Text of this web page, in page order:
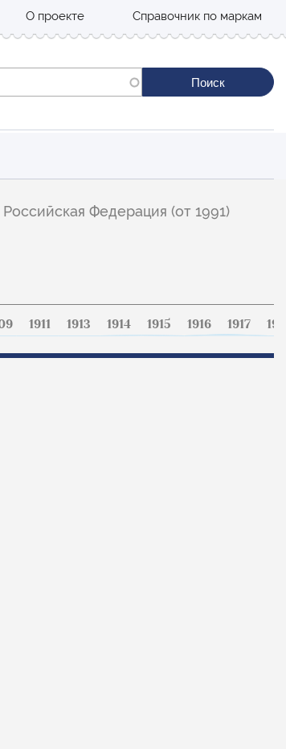
О проекте Справочник по маркам
Российская Федерация (от 1991)
1911 1913 1914 1915 1916 1917